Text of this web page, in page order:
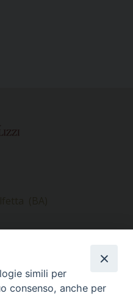
simili per
consenso, anche per